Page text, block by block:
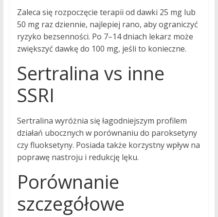
Zaleca się rozpoczęcie terapii od dawki 25 mg lub
50 mg raz dziennie, najlepiej rano, aby ograniczyć
ryzyko bezsenności. Po 7–14 dniach lekarz może
zwiększyć dawkę do 100 mg, jeśli to konieczne.
Sertralina vs inne
SSRI
Sertralina wyróżnia się łagodniejszym profilem
działań ubocznych w porównaniu do paroksetyny
czy fluoksetyny. Posiada także korzystny wpływ na
poprawę nastroju i redukcję lęku.
Porównanie
szczegółowe